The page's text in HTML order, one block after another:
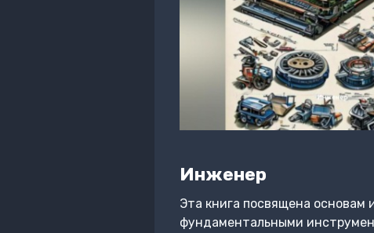
Инженер
Эта книга посвящена основам
фундаментальными